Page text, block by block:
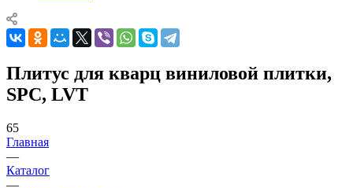
Плитус для кварц виниловой плитки,
SPC, LVT
65
Главная
—
Каталог
—